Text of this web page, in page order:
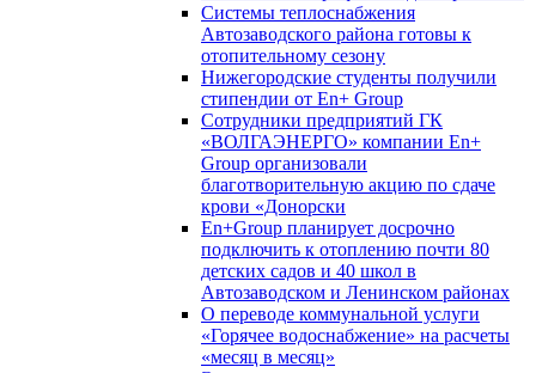
Системы теплоснабжения
Автозаводского района готовы к
отопительному сезону
Нижегородские студенты получили
стипендии от En+ Group
Сотрудники предприятий ГК
«ВОЛГАЭНЕРГО» компании En+
Group организовали
благотворительную акцию по сдаче
крови «Донорски
En+Group планирует досрочно
подключить к отоплению почти 80
детских садов и 40 школ в
Автозаводском и Ленинском районах
О переводе коммунальной услуги
«Горячее водоснабжение» на расчеты
«месяц в месяц»